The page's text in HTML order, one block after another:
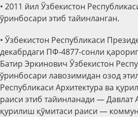
• 2011 йил Ўзбекистон
ўринбосари этиб тайинланган.
• Ўзбекистон Республикаси
декабрдаги ПФ-4877-сонли
Батир Эркинович Ўзбекистон
ўринбосари лавозимидан озод
Республикаси Архитектура ва
раиси этиб тайинланади — Давлат
қурилиш қўмитаси раиси —